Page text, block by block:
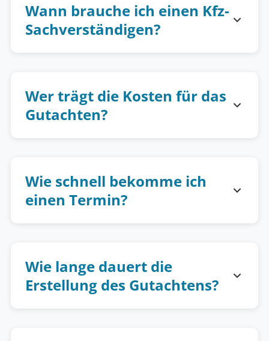
Wann brauche ich einen Kfz-
Sachverständigen?
Wer trägt die Kosten für das
Gutachten?
Wie schnell bekomme ich
einen Termin?
Wie lange dauert die
Erstellung des Gutachtens?